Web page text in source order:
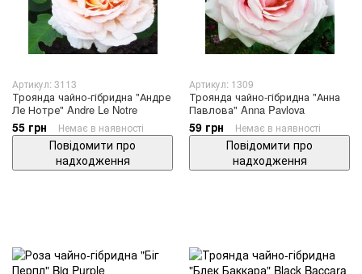
Артикул: 3113
Троянда чайно-гібридна "Андре
Ле Нотре" Andre Le Notre
55 грн Немає в наявності
Повідомити про
надходження
Артикул: 1309
Троянда чайно-гібридна "Анна
Павлова" Anna Pavlova
59 грн Немає в наявності
Повідомити про
надходження